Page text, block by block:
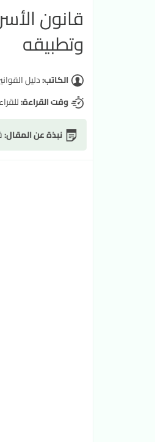
قانون
وتطبيقه
الكاتب:دليل
وقت القراءة:
نبذة عن المقال: